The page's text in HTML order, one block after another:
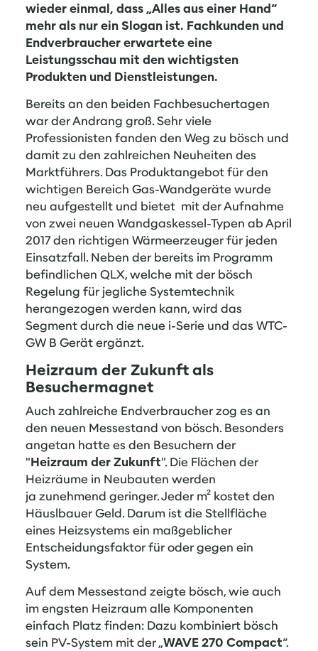
wieder einmal, dass „Alles aus einer Hand“
mehr als nur ein Slogan ist. Fachkunden und
Endverbraucher erwartete eine
Leistungsschau mit den wichtigsten
Produkten und Dienstleistungen.
Bereits an den beiden Fachbesuchertagen
war der Andrang groß. Sehr viele
Professionisten fanden den Weg zu bösch und
damit zu den zahlreichen Neuheiten des
Marktführers. Das Produktangebot für den
wichtigen Bereich Gas-Wandgeräte wurde
neu aufgestellt und bietet mit der Aufnahme
von zwei neuen Wandgaskessel-Typen ab April
2017 den richtigen Wärmeerzeuger für jeden
Einsatzfall. Neben der bereits im Programm
befindlichen QLX, welche mit der bösch
Regelung für jegliche Systemtechnik
herangezogen werden kann, wird das
Segment durch die neue i-Serie und das WTC-
GW B Gerät ergänzt.
Heizraum der Zukunft als
Besuchermagnet
Auch zahlreiche Endverbraucher zog es an
den neuen Messestand von bösch. Besonders
angetan hatte es den Besuchern der
"Heizraum der Zukunft". Die Flächen der
Heizräume in Neubauten werden
ja zunehmend geringer. Jeder m² kostet den
Häuslbauer Geld. Darum ist die Stellfläche
eines Heizsystems ein maßgeblicher
Entscheidungsfaktor für oder gegen ein
System.
Auf dem Messestand zeigte bösch, wie auch
im engsten Heizraum alle Komponenten
einfach Platz finden: Dazu kombiniert bösch
sein PV-System mit der „WAVE 270 Compact“.